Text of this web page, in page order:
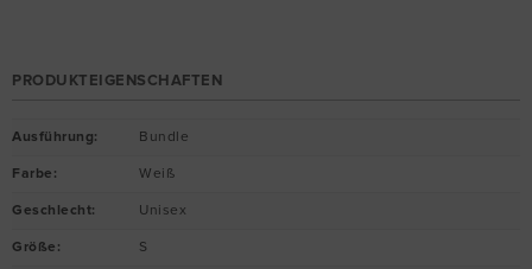
PRODUKTEIGENSCHAFTEN
Ausführung: Bundle
Farbe : Weiß
Geschlecht: Unisex
Größe : S